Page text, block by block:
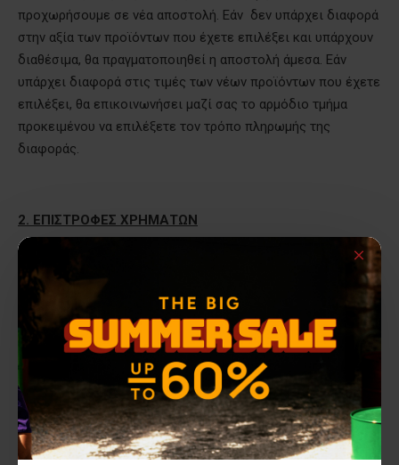
προχωρήσουμε σε νέα αποστολή. Εάν δεν υπάρχει διαφορά
στην αξία των προϊόντων που έχετε επιλέξει και υπάρχουν
διαθέσιμα, θα πραγματοποιηθεί η αποστολή άμεσα. Εάν
υπάρχει διαφορά στις τιμές των νέων προϊόντων που έχετε
επιλέξει, θα επικοινωνήσει μαζί σας το αρμόδιο τμήμα
προκειμένου να επιλέξετε τον τρόπο πληρωμής της
διαφοράς.
2. ΕΠΙΣΤΡΟΦΕΣ ΧΡΗΜΑΤΩΝ
2. Α. ΕΠΙΣΤΡΟΦΗ ΧΡΗΜΑΤΩΝ ΜΕΣΩ
ΠΟΡΤΑ ΠΟΡΤΑ,
MAIL
Εάν παραλάβατε την παραγγελία σας μέσω συνεργαζόμενης
εταιρίαςCourier
και θέλετε επιστροφή χρημάτων
ακολουθείστε τα παρακάτω βήματα:
- Συμπληρώστε το έντυπο αλλαγής / επιστροφής, που σας
έχει αποσταλεί μαζί με την παραγγελία σας. Θα πρέπει να
συμπληρώσετε τα προϊόντα που επιθυμείτε επιστροφή